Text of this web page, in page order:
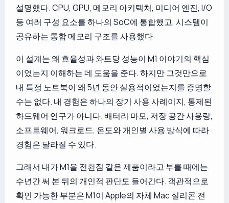
설명했다. CPU, GPU, 메모리 아키텍처, 미디어 엔진, I/O
등 여러 구성 요소를 하나의 SoC에 통합했고, 시스템이
공유하는 통합 메모리 구조를 사용했다.
이 설계는 왜 효율성과 와트당 성능이 M1 이야기의 핵심
이었는지 이해하는 데 도움을 준다. 하지만 그것만으로
내 특정 노트북이 왜 5년 동안 실용적이었는지를 증명할
수는 없다. 내 경험은 하나의 장기 사용 사례이지, 통제된
하드웨어 연구가 아니다. 배터리 마모, 저장 공간 사용량,
소프트웨어, 워크로드, 온도와 개인별 사용 방식에 따라
경험은 달라질 수 있다.
그래서 내가 M1을 전환점 같은 제품이라고 부를 때에는
수년간 써 본 뒤의 개인적 판단도 들어간다. 객관적으로
확인 가능한 부분은 M1이 Apple의 자체 Mac 실리콘 전